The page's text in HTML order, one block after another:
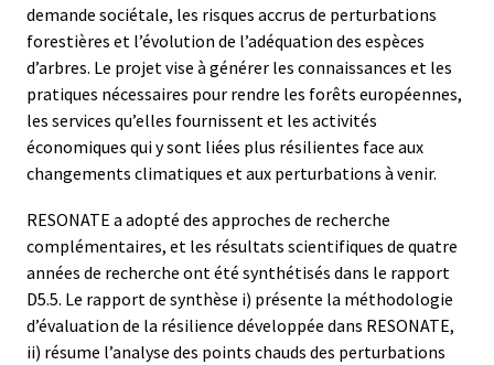
demande sociétale, les risques accrus de perturbations
forestières et l’évolution de l’adéquation des espèces
d’arbres. Le projet vise à générer les connaissances et les
pratiques nécessaires pour rendre les forêts européennes,
les services qu’elles fournissent et les activités
économiques qui y sont liées plus résilientes face aux
changements climatiques et aux perturbations à venir.
RESONATE a adopté des approches de recherche
complémentaires, et les résultats scientifiques de quatre
années de recherche ont été synthétisés dans le rapport
D5.5. Le rapport de synthèse i) présente la méthodologie
d’évaluation de la résilience développée dans RESONATE,
ii) résume l’analyse des points chauds des perturbations